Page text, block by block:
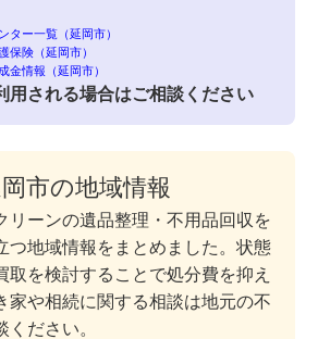
ター一覧（延岡市）
保険（延岡市）
金情報（延岡市）
用される場合はご相談ください
市の地域情報
リーンの遺品整理・不用品回収を
つ地域情報をまとめました。状態
取を検討することで処分費を抑え
家や相続に関する相談は地元の不
ださい。